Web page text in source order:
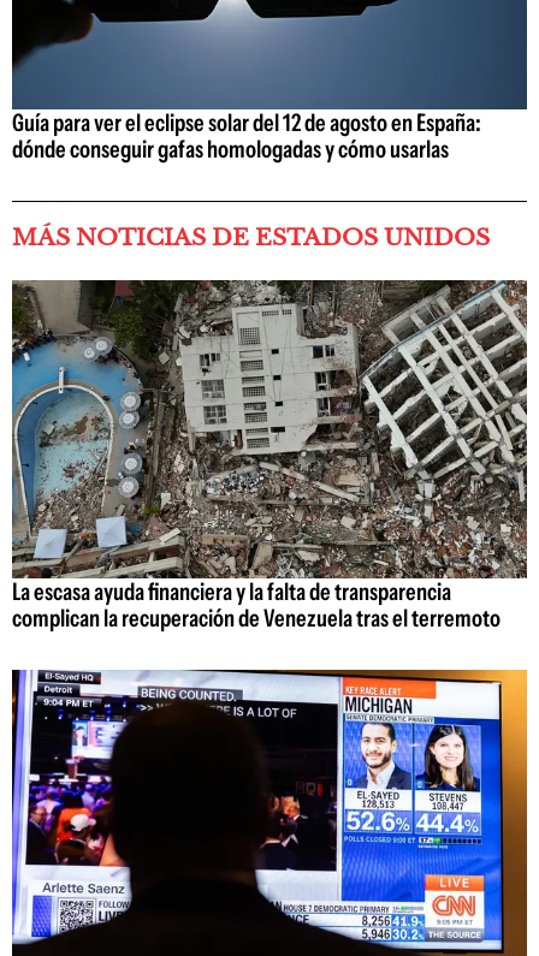
Guía para ver el eclipse solar del 12 de agosto en España:
dónde conseguir gafas homologadas y cómo usarlas
MÁS NOTICIAS DE ESTADOS UNIDOS
La escasa ayuda financiera y la falta de transparencia
complican la recuperación de Venezuela tras el terremoto